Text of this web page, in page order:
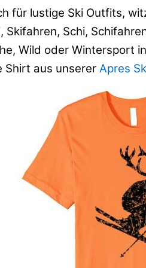
für lustige Ski Outfits,
Skifahren, Schi,
Wild oder Wintersport
Shirt aus unserer Apres